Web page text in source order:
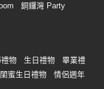
銅鑼灣 Party
物 生日禮物
畢業禮
閨蜜生日禮物
情侶週年